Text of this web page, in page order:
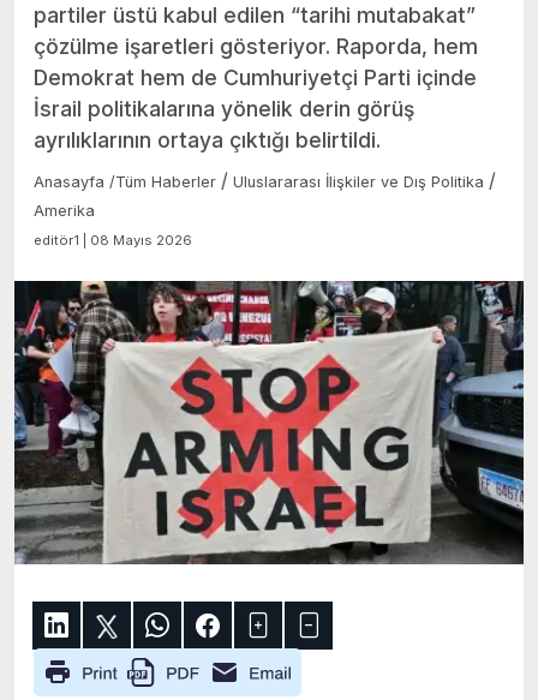
partiler üstü kabul edilen “tarihi mutabakat”
çözülme işaretleri gösteriyor. Raporda, hem
Demokrat hem de Cumhuriyetçi Parti içinde
İsrail politikalarına yönelik derin görüş
ayrılıklarının ortaya çıktığı belirtildi.
Anasayfa /Tüm Haberler / Uluslararası İlişkiler ve Dış Politika /
Amerika
editör1 | 08 Mayıs 2026